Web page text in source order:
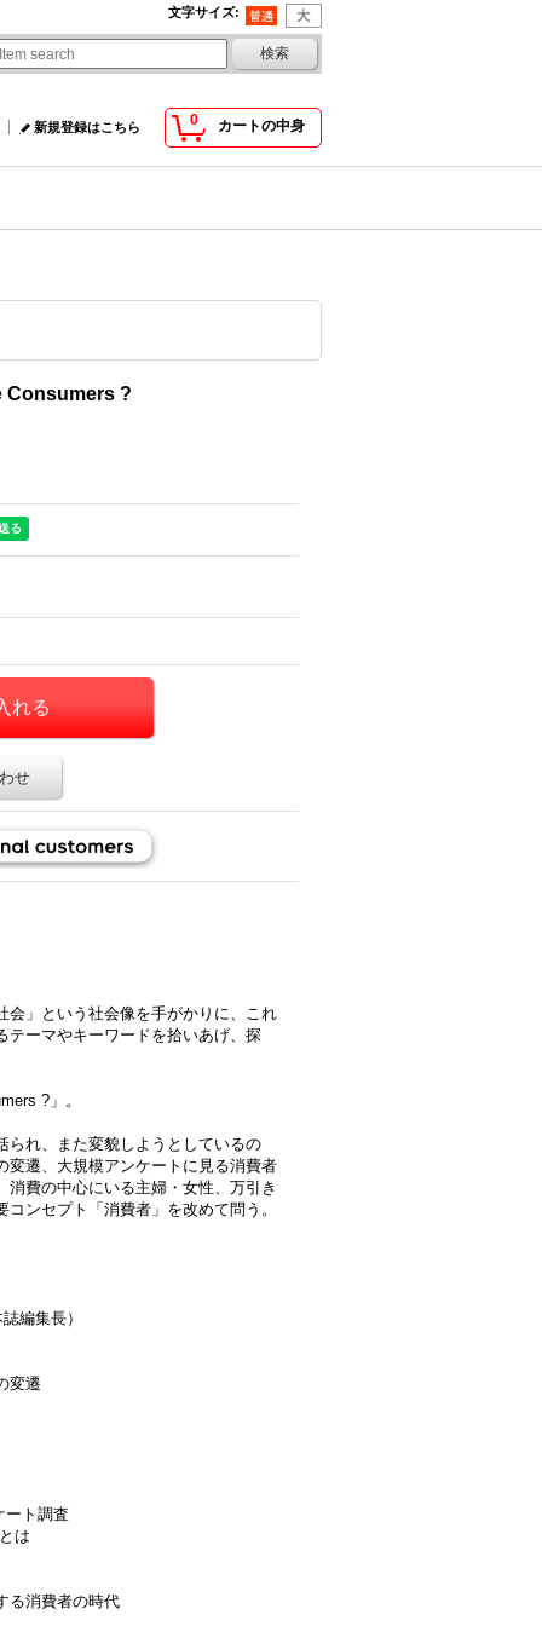
文字サイズ:
0 カートの中身
新規登録はこちら
Consumers ?
せ
会」という社会像を手がかりに、これ
テーマやキーワードを拾いあげ、探
?」。
られ、また変貌しようとしているの
変遷、大規模アンケートに見る消費者
費の中心にいる主婦・女性、万引き
ンセプト「消費者」を改めて問う。
編集長）
変遷
ート調査
は
る消費者の時代